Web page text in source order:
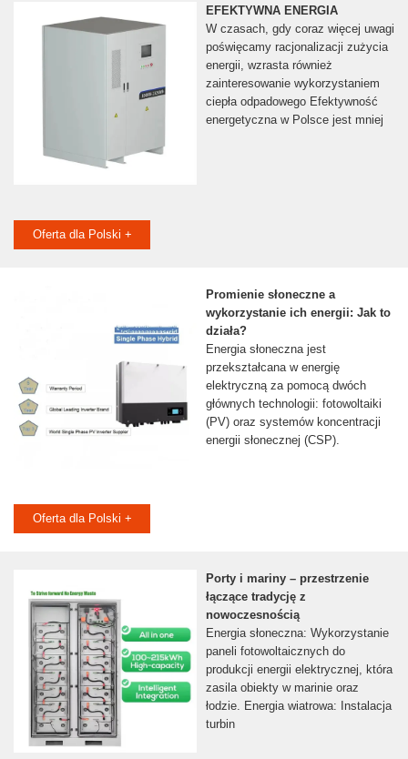
EFEKTYWNA ENERGIA
W czasach, gdy coraz więcej uwagi
poświęcamy racjonalizacji zużycia
energii, wzrasta również
zainteresowanie wykorzystaniem
ciepła odpadowego Efektywność
energetyczna w Polsce jest mniej
Oferta dla Polski +
Promienie słoneczne a
wykorzystanie ich energii: Jak to
działa?
Energia słoneczna jest
przekształcana w energię
elektryczną za pomocą dwóch
głównych technologii: fotowoltaiki
(PV) oraz systemów koncentracji
energii słonecznej (CSP).
Oferta dla Polski +
Porty i mariny – przestrzenie
łączące tradycję z
nowoczesnością
Energia słoneczna: Wykorzystanie
paneli fotowoltaicznych do
produkcji energii elektrycznej, która
zasila obiekty ⁤w marinie ⁢oraz
łodzie. Energia wiatrowa: Instalacja
turbin